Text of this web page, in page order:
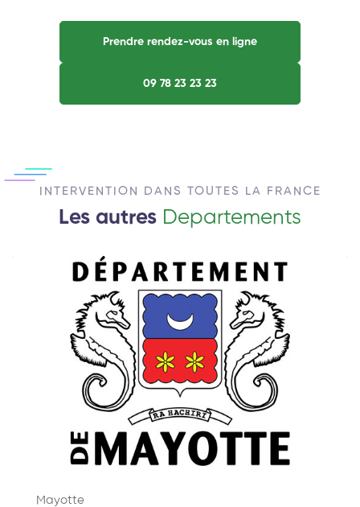
Prendre rendez-vous en ligne
09 78 23 23 23
INTERVENTION DANS TOUTES LA FRANCE
Les autres Departements
Mayotte